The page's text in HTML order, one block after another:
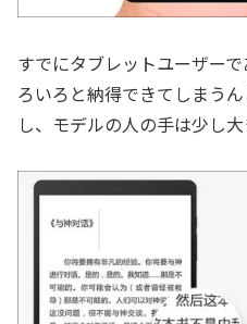
すでにタブレットユーザー
ろいろと納得できてしまう
し、モデルの人の手は少し